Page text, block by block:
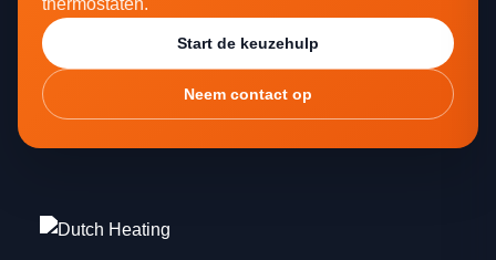
Start de keuzehulp
Neem contact op